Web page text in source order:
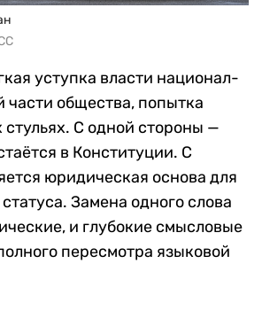
уступка власти национал-
части общества, попытка
стульях. С одной стороны —
в Конституции. С
юридическая основа для
Замена одного слова
и глубокие смысловые
пересмотра языковой